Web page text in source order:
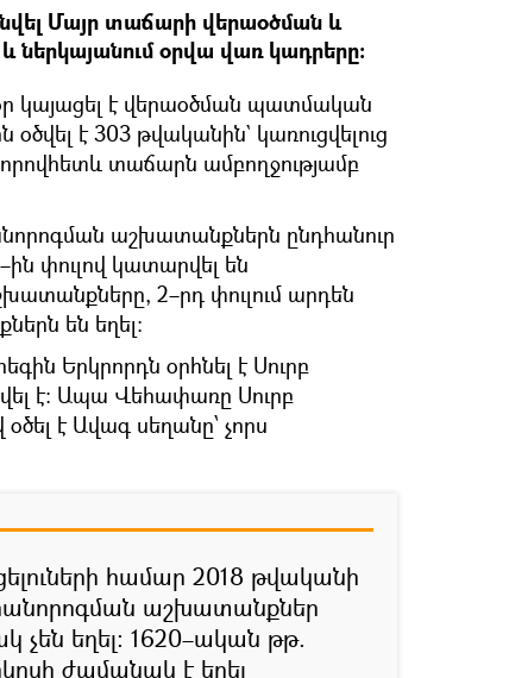
Մայր տաճարի վերաօծման և
օրվա վառ կադրերը։
կայացել է վերաօծման պատմական
է 303 թվականին` կառուցվելուց
տաճարն ամբողջությամբ
աշխատանքներն ընդհանուր
փուլով կատարվել են
2–րդ փուլում արդեն
են եղել։
Երկրորդն օրհնել է Սուրբ
է։ Ապա Վեհափառը Սուրբ
է Ավագ սեղանը՝ չորս
համար 2018 թվականի
աշխատանքներ
չեն եղել։ 1620–ական թթ.
ժամանակ է եղել